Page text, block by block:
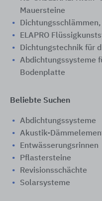
Mauersteine
ELAPRO
Dichtungstechnik für
Abdichtungssysteme
Bodenplatte
Beliebte Suchen
Abdichtungssysteme
Akustik-
Entwässerungsrinnen
Pflastersteine
Revisionsschächte
Solarsysteme